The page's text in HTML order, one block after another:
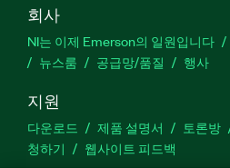
회사
NI는 이제 Emerson의 일원입니다
뉴스룸
공급망/품질 행사
지원
다운로드 제품 설명서 토론방
청하기
웹사이트 피드백